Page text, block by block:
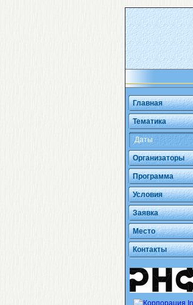
Главная
Тематика
Даты
Организаторы
Программа
Условия
Заявка
Место
Контакты